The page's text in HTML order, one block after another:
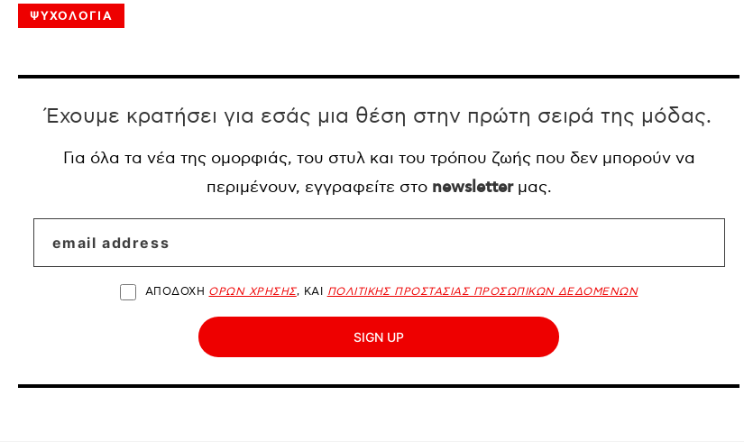
ΨΥΧΟΛΟΓΙΑ
Έχουμε κρατήσει για εσάς μια θέση στην πρώτη σειρά της μόδας.
Για όλα τα νέα της ομορφιάς, του στυλ και του τρόπου ζωής που δεν μπορούν να
περιμένουν, εγγραφείτε στο newsletterμας.
ΑΠΟΔΟΧΗ ΟΡΩΝ ΧΡΗΣΗΣ, ΚΑΙ ΠΟΛΙΤΙΚΗΣ ΠΡΟΣΤΑΣΙΑΣ ΠΡΟΣΩΠΙΚΩΝ ΔΕΔΟΜΕΝΩΝ
SIGN UP